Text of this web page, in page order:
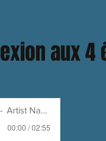
aux 4
Artist Name
00:00 / 02:55